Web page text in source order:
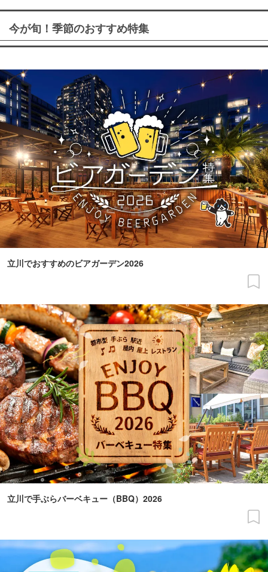
今が旬！季節のおすすめ特集
立川でおすすめのビアガーデン2026
立川で手ぶらバーベキュー（BBQ）2026